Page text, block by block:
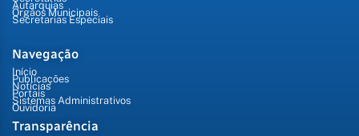
Autarquias
Órgãos Municipais
Secretarias Especiais
Navegação
Início
Publicações
Notícias
Portais
Sistemas Administrativos
Ouvidoria
Transparência